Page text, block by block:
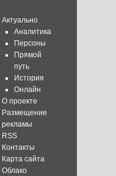
Актуально
Аналитика
Персоны
Прямой
путь
История
Онлайн
О проекте
Размещение
рекламы
RSS
Контакты
Карта сайта
Облако